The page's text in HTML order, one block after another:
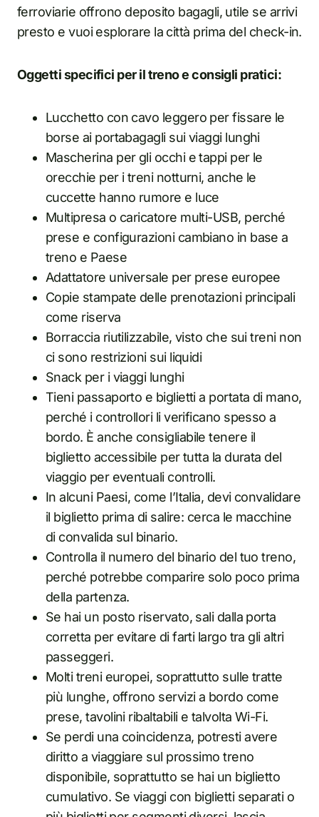
ferroviarie offrono deposito bagagli, utile se arrivi
presto e vuoi esplorare la città prima del check-in.
Oggetti specifici per il treno e consigli pratici:
Lucchetto con cavo leggero per fissare le
borse ai portabagagli sui viaggi lunghi
Mascherina per gli occhi e tappi per le
orecchie per i treni notturni, anche le
cuccette hanno rumore e luce
Multipresa o caricatore multi-USB, perché
prese e configurazioni cambiano in base a
treno e Paese
Adattatore universale per prese europee
Copie stampate delle prenotazioni principali
come riserva
Borraccia riutilizzabile, visto che sui treni non
ci sono restrizioni sui liquidi
Snack per i viaggi lunghi
Tieni passaporto e biglietti a portata di mano,
perché i controllori li verificano spesso a
bordo. È anche consigliabile tenere il
biglietto accessibile per tutta la durata del
viaggio per eventuali controlli.
In alcuni Paesi, come l’Italia, devi convalidare
il biglietto prima di salire: cerca le macchine
di convalida sul binario.
Controlla il numero del binario del tuo treno,
perché potrebbe comparire solo poco prima
della partenza.
Se hai un posto riservato, sali dalla porta
corretta per evitare di farti largo tra gli altri
passeggeri.
Molti treni europei, soprattutto sulle tratte
più lunghe, offrono servizi a bordo come
prese, tavolini ribaltabili e talvolta Wi-Fi.
Se perdi una coincidenza, potresti avere
diritto a viaggiare sul prossimo treno
disponibile, soprattutto se hai un biglietto
cumulativo. Se viaggi con biglietti separati o